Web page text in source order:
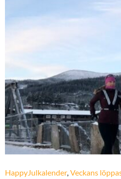
HappyJulkalender,Veckans